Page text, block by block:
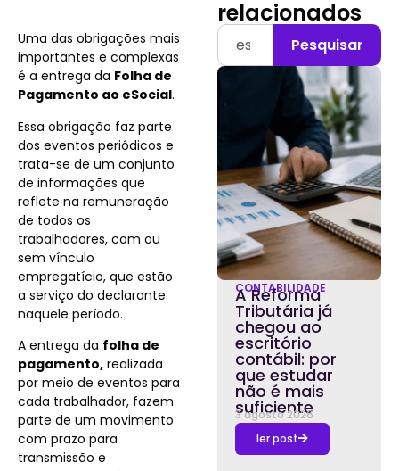
Uma das obrigações mais
importantes e complexas
é a entrega da Folha de
Pagamento ao eSocial.
Essa obrigação faz parte
dos eventos periódicos e
trata-se de um conjunto
de informações que
reflete na remuneração
de todos os
trabalhadores, com ou
sem vínculo
empregatício, que estão
a serviço do declarante
naquele período.
A entrega da folha de
pagamento, realizada
por meio de eventos para
cada trabalhador, fazem
parte de um movimento
com prazo para
transmissão e
relacionados
Pesquisar
CONTABILIDADE
A Reforma
Tributária já
chegou ao
escritório
contábil: por
que estudar
não é mais
suficiente
3 agosto 2026
ler post